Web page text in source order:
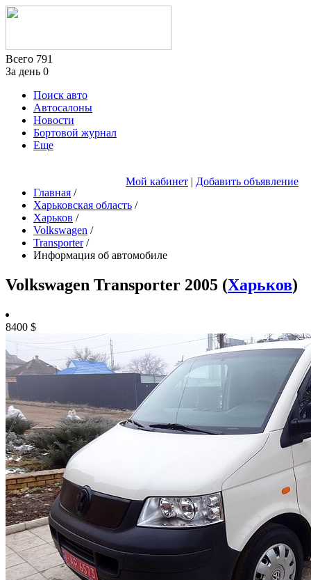
Всего 791
За день 0
Поиск авто
Автосалоны
Новости
Бортовой журнал
Еще
Мой кабинет | Добавить объявление
Главная /
Харьковская область /
Харьков /
Volkswagen /
Transporter /
Информация об автомобиле
Volkswagen Transporter 2005 (Харьков)
8400 $